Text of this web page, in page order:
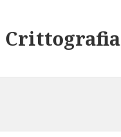
Crittografia